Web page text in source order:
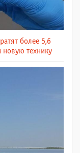
более 5,6
новую технику